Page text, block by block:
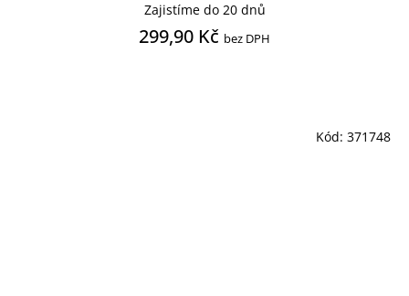
Zajistíme do 20 dnů
299,90 Kč bez DPH
Kód: 371748